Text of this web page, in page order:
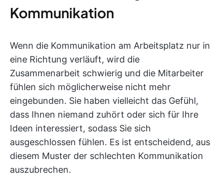
Kommunikation
Wenn die Kommunikation am Arbeitsplatz nur in
eine Richtung verläuft, wird die
Zusammenarbeit schwierig und die Mitarbeiter
fühlen sich möglicherweise nicht mehr
eingebunden. Sie haben vielleicht das Gefühl,
dass Ihnen niemand zuhört oder sich für Ihre
Ideen interessiert, sodass Sie sich
ausgeschlossen fühlen. Es ist entscheidend, aus
diesem Muster der schlechten Kommunikation
auszubrechen.